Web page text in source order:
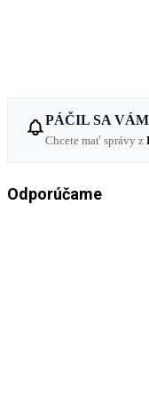
PÁČIL SA
Chcete mať správy z
Odporúčame